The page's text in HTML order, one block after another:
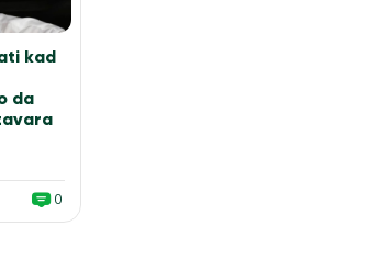
kad
da
0